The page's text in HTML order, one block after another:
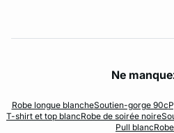
Ne
Robe longue blancheSoutien-gorge 90c
T-shirt et top blancRobe de soirée noire
Pull blanc